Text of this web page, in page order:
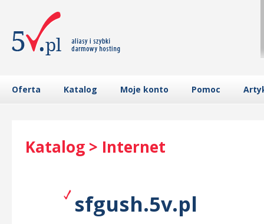
Oferta Katalog Moje konto Pomoc
Katalog > Internet
sfgush.5v.pl